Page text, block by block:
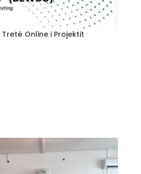
Online i Projektit